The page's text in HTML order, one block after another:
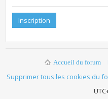
Inscription
Accueil du forum
Supprimer tous les cookies du